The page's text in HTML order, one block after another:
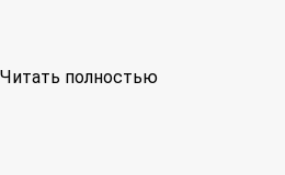
Читать полностью